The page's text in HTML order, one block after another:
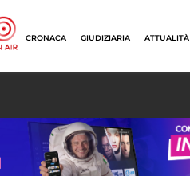
CRONACA GIUDIZIARIA ATTUALITÀ